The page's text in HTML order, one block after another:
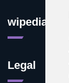
wipedia.es
Legal